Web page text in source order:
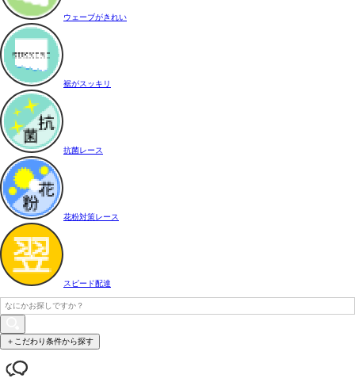
ウェーブがきれい
裾がスッキリ
抗菌レース
花粉対策レース
スピード配達
＋こだわり条件から探す